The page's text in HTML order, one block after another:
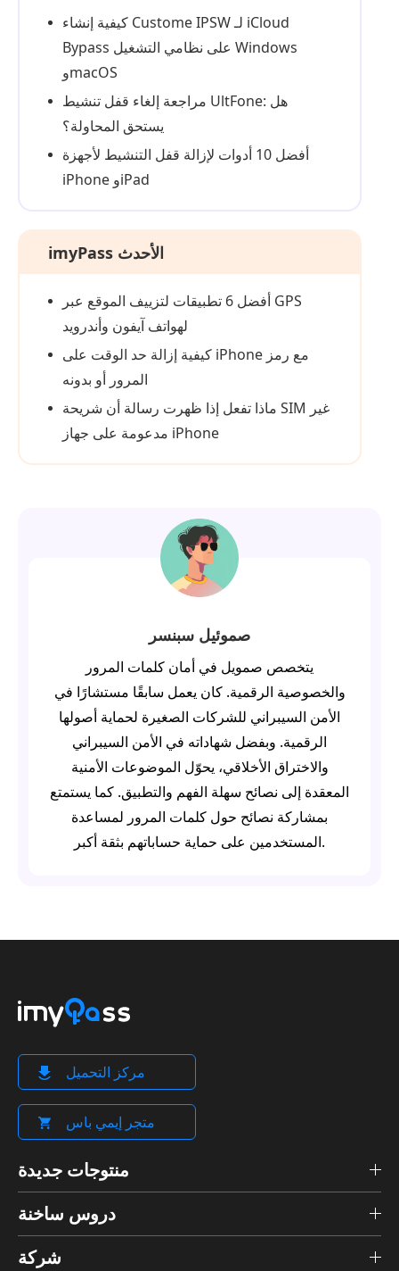
كيفية إنشاء Custome IPSW لـ iCloud
Bypass على نظامي التشغيل Windows
وmacOS
مراجعة إلغاء قفل تنشيط UltFone: هل
يستحق المحاولة؟
أفضل 10 أدوات لإزالة قفل التنشيط لأجهزة
iPhone وiPad
imyPass الأحدث
أفضل 6 تطبيقات لتزييف الموقع عبر GPS
لهواتف آيفون وأندرويد
كيفية إزالة حد الوقت على iPhone مع رمز
المرور أو بدونه
ماذا تفعل إذا ظهرت رسالة أن شريحة SIM غير
مدعومة على جهاز iPhone
صموئيل سبنسر
يتخصص صمويل في أمان كلمات المرور
والخصوصية الرقمية. كان يعمل سابقًا مستشارًا في
الأمن السيبراني للشركات الصغيرة لحماية أصولها
الرقمية. وبفضل شهاداته في الأمن السيبراني
والاختراق الأخلاقي، يحوّل الموضوعات الأمنية
المعقدة إلى نصائح سهلة الفهم والتطبيق. كما يستمتع
بمشاركة نصائح حول كلمات المرور لمساعدة
المستخدمين على حماية حساباتهم بثقة أكبر.
مركز التحميل
متجر إيمي باس
منتوجات جديدة
دروس ساخنة
شركة